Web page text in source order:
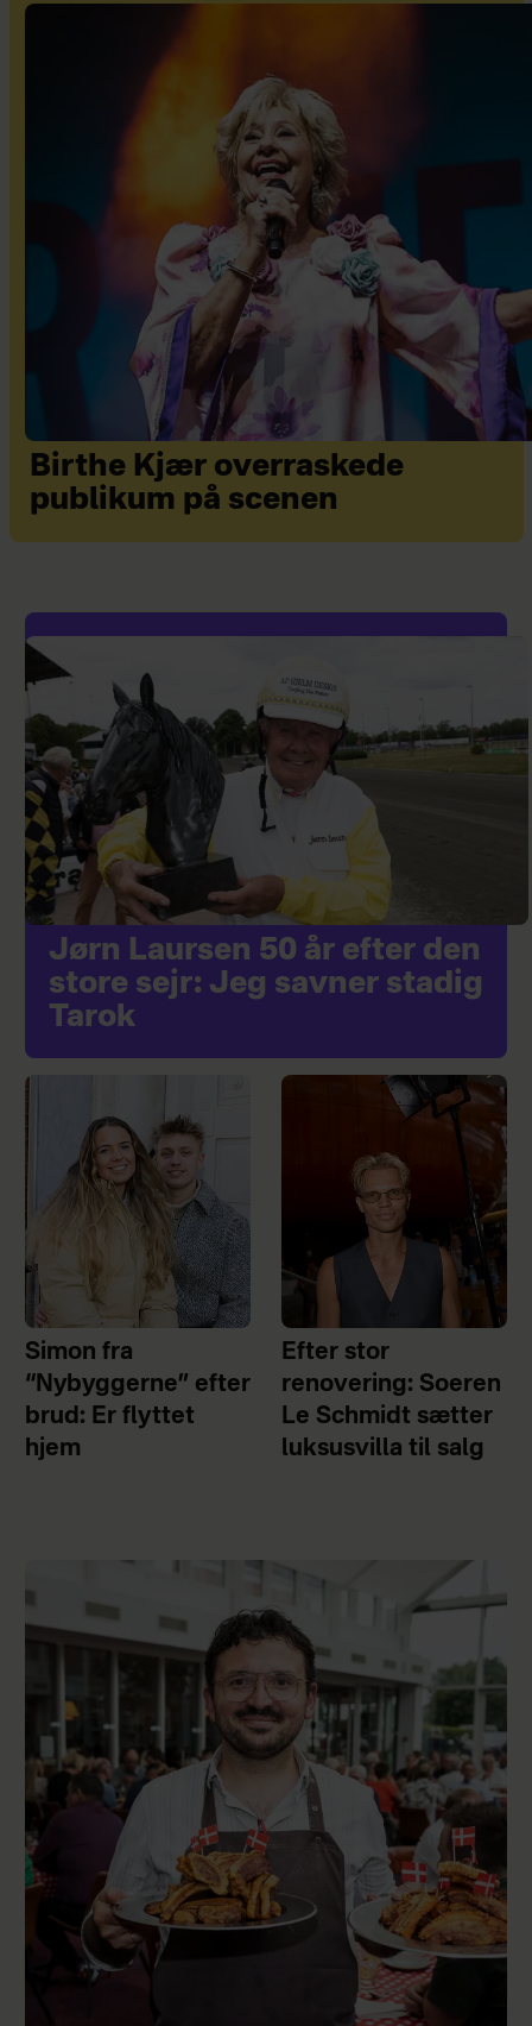
Birthe Kjær overraskede
publikum på scenen
Jørn Laursen 50 år efter den
store sejr: Jeg savner stadig
Tarok
Simon fra
“Nybyggerne” efter
brud: Er flyttet
hjem
Efter stor
renovering: Soeren
Le Schmidt sætter
luksusvilla til salg